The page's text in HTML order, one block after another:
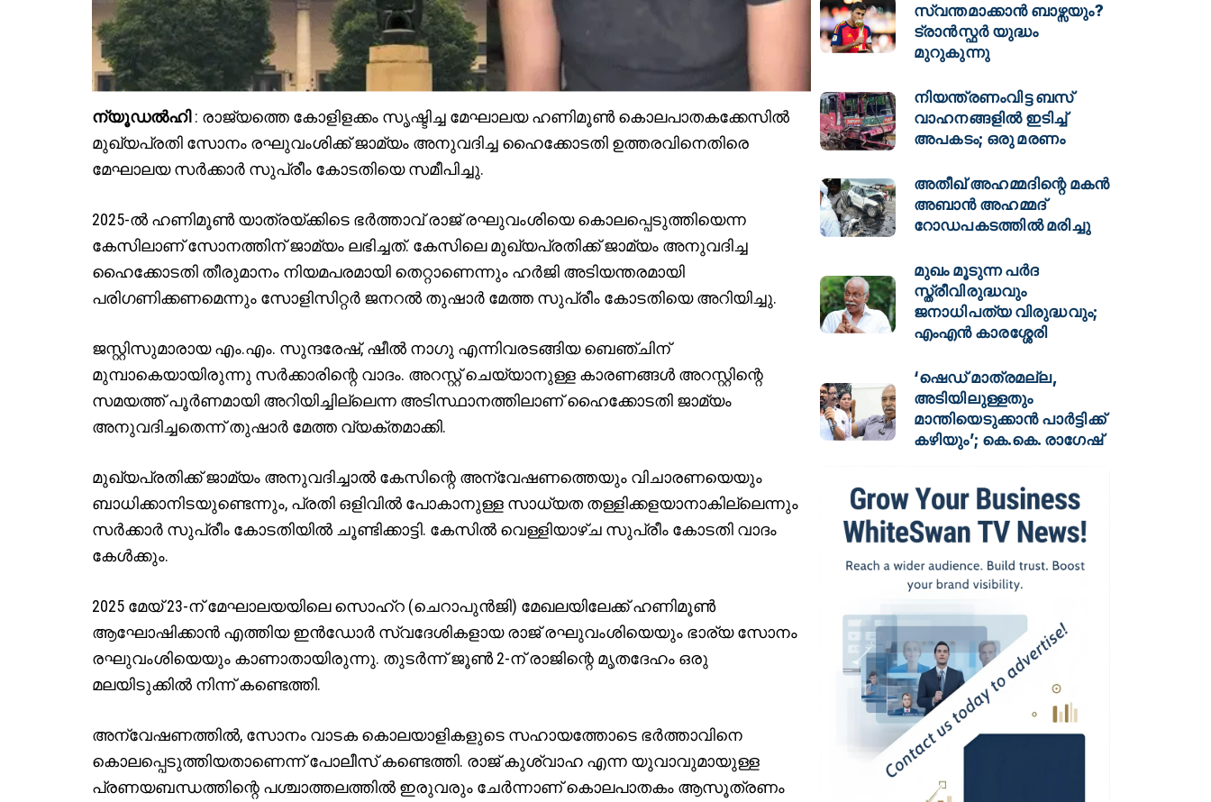
ന്യൂഡൽഹി: രാജ്യത്തെ കോളിളക്കം സൃഷ്ടിച്ച മേഘാലയ ഹണിമൂൺ കൊലപാതകക്കേസിൽ
മുഖ്യപ്രതി സോനം രഘുവംശിക്ക് ജാമ്യം അനുവദിച്ച ഹൈക്കോടതി ഉത്തരവിനെതിരെ
മേഘാലയ സർക്കാർ സുപ്രീം കോടതിയെ സമീപിച്ചു.
2025-ൽ ഹണിമൂൺ യാത്രയ്ക്കിടെ ഭർത്താവ് രാജ് രഘുവംശിയെ കൊലപ്പെടുത്തിയെന്ന
കേസിലാണ് സോനത്തിന് ജാമ്യം ലഭിച്ചത്. കേസിലെ മുഖ്യപ്രതിക്ക് ജാമ്യം അനുവദിച്ച
ഹൈക്കോടതി തീരുമാനം നിയമപരമായി തെറ്റാണെന്നും ഹർജി അടിയന്തരമായി
പരിഗണിക്കണമെന്നും സോളിസിറ്റർ ജനറൽ തുഷാർ മേത്ത സുപ്രീം കോടതിയെ അറിയിച്ചു.
ജസ്റ്റിസുമാരായ എം.എം. സുന്ദരേഷ്, ഷീൽ നാഗു എന്നിവരടങ്ങിയ ബെഞ്ചിന്
മുമ്പാകെയായിരുന്നു സർക്കാരിന്റെ വാദം. അറസ്റ്റ് ചെയ്യാനുള്ള കാരണങ്ങൾ അറസ്റ്റിന്റെ
സമയത്ത് പൂർണമായി അറിയിച്ചില്ലെന്ന അടിസ്ഥാനത്തിലാണ് ഹൈക്കോടതി ജാമ്യം
അനുവദിച്ചതെന്ന് തുഷാർ മേത്ത വ്യക്തമാക്കി.
മുഖ്യപ്രതിക്ക് ജാമ്യം അനുവദിച്ചാൽ കേസിന്റെ അന്വേഷണത്തെയും വിചാരണയെയും
ബാധിക്കാനിടയുണ്ടെന്നും, പ്രതി ഒളിവിൽ പോകാനുള്ള സാധ്യത തള്ളിക്കളയാനാകില്ലെന്നും
സർക്കാർ സുപ്രീം കോടതിയിൽ ചൂണ്ടിക്കാട്ടി. കേസിൽ വെള്ളിയാഴ്ച സുപ്രീം കോടതി വാദം
കേൾക്കും.
2025 മേയ് 23-ന് മേഘാലയയിലെ സൊഹ്റ (ചെറാപുൻജി) മേഖലയിലേക്ക് ഹണിമൂൺ
ആഘോഷിക്കാൻ എത്തിയ ഇൻഡോർ സ്വദേശികളായ രാജ് രഘുവംശിയെയും ഭാര്യ സോനം
രഘുവംശിയെയും കാണാതായിരുന്നു. തുടർന്ന് ജൂൺ 2-ന് രാജിന്റെ മൃതദേഹം ഒരു
മലയിടുക്കിൽ നിന്ന് കണ്ടെത്തി.
അന്വേഷണത്തിൽ, സോനം വാടക കൊലയാളികളുടെ സഹായത്തോടെ ഭർത്താവിനെ
കൊലപ്പെടുത്തിയതാണെന്ന് പോലീസ് കണ്ടെത്തി. രാജ് കുശ്വാഹ എന്ന യുവാവുമായുള്ള
പ്രണയബന്ധത്തിന്റെ പശ്ചാത്തലത്തിൽ ഇരുവരും ചേർന്നാണ് കൊലപാതകം ആസൂത്രണം
സ്വന്തമാക്കാൻ ബാഴ്സയും?
ട്രാൻസ്ഫർ യുദ്ധം
മുറുകുന്നു
നിയന്ത്രണംവിട്ട ബസ്
വാഹനങ്ങളില്‍ ഇടിച്ച്
അപകടം; ഒരു മരണം
അതീഖ് അഹമ്മദിന്റെ മകൻ
അബാൻ അഹമ്മദ്
റോഡപകടത്തിൽ മരിച്ചു
മുഖം മൂടുന്ന പർദ
സ്ത്രീവിരുദ്ധവും
ജനാധിപത്യ വിരുദ്ധവും;
എംഎൻ കാരശ്ശേരി
‘ഷെഡ് മാത്രമല്ല,
അടിയിലുള്ളതും
മാന്തിയെടുക്കാൻ പാർട്ടിക്ക്
കഴിയും’; കെ.കെ. രാഗേഷ്